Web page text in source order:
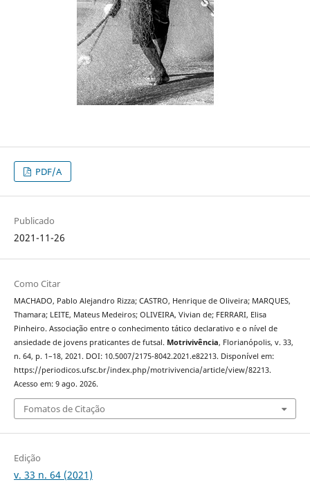
PDF/A
Publicado
2021-11-26
Como Citar
MACHADO, Pablo Alejandro Rizza; CASTRO, Henrique de Oliveira; MARQUES,
Thamara; LEITE, Mateus Medeiros; OLIVEIRA, Vivian de; FERRARI, Elisa
Pinheiro. Associação entre o conhecimento tático declarativo e o nível de
ansiedade de jovens praticantes de futsal. Motrivivência, Florianópolis, v. 33,
n. 64, p. 1–18, 2021. DOI: 10.5007/2175-8042.2021.e82213. Disponível em:
https://periodicos.ufsc.br/index.php/motrivivencia/article/view/82213.
Acesso em: 9 ago. 2026.
Fomatos de Citação
Edição
v. 33 n. 64 (2021)